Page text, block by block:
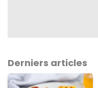
Derniers articles